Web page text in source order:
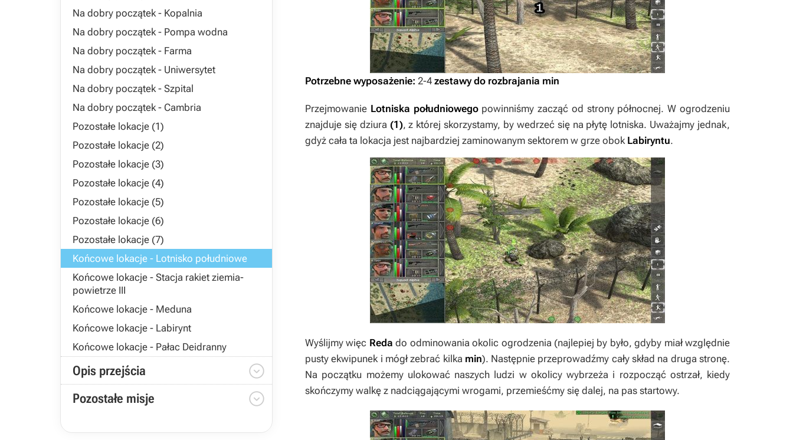
Na dobry początek - Kopalnia
Na dobry początek - Pompa wodna
Na dobry początek - Farma
Na dobry początek - Uniwersytet
Na dobry początek - Szpital
Na dobry początek - Cambria
Pozostałe lokacje (1)
Pozostałe lokacje (2)
Pozostałe lokacje (3)
Pozostałe lokacje (4)
Pozostałe lokacje (5)
Pozostałe lokacje (6)
Pozostałe lokacje (7)
Końcowe lokacje - Lotnisko południowe
Końcowe lokacje - Stacja rakiet ziemia-
powietrze III
Końcowe lokacje - Meduna
Końcowe lokacje - Labirynt
Końcowe lokacje - Pałac Deidranny
Opis przejścia 
Pozostałe misje 
Potrzebne wyposażenie: 2-4 zestawy do rozbrajania min
Przejmowanie Lotniska południowego powinniśmy zacząć od strony północnej. W ogrodzeniu
znajduje się dziura (1), z której skorzystamy, by wedrzeć się na płytę lotniska. Uważajmy jednak,
gdyż cała ta lokacja jest najbardziej zaminowanym sektorem w grze obok Labiryntu.
Wyślijmy więc Reda do odminowania okolic ogrodzenia (najlepiej by było, gdyby miał względnie
pusty ekwipunek i mógł zebrać kilka min). Następnie przeprowadźmy cały skład na druga stronę.
Na początku możemy ulokować naszych ludzi w okolicy wybrzeża i rozpocząć ostrzał, kiedy
skończymy walkę z nadciągającymi wrogami, przemieśćmy się dalej, na pas startowy.